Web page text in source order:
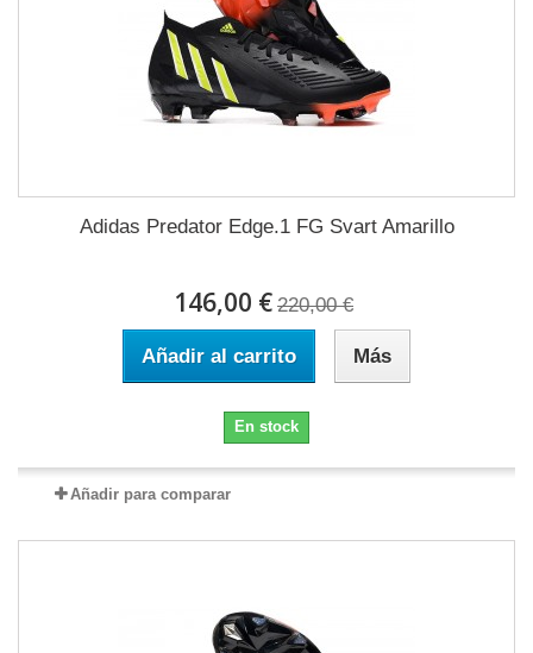
Adidas Predator Edge.1 FG Svart Amarillo
146,00 € 220,00 €
Añadir al carrito Más
En stock
Añadir para comparar